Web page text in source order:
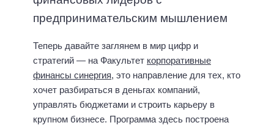
предпринимательским мышлением
Теперь давайте заглянем в мир цифр и
стратегий — на Факультет корпоративные
финансы синергия, это направление для тех, кто
хочет разбираться в деньгах компаний,
управлять бюджетами и строить карьеру в
крупном бизнесе. Программа здесь построена